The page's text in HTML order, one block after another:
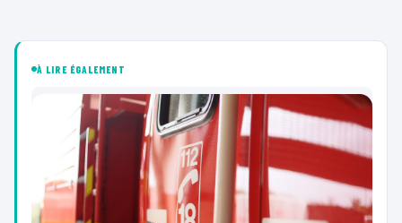
À LIRE ÉGALEMENT